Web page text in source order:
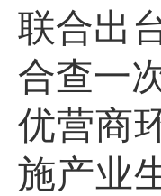
联合出
合查一
优营商
施产业